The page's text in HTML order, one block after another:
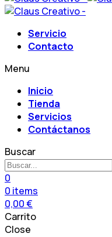
Servicio
Contacto
Menu
Inicio
Tienda
Servicios
Contáctanos
Buscar
0
0 items
0,00€
Carrito
Close